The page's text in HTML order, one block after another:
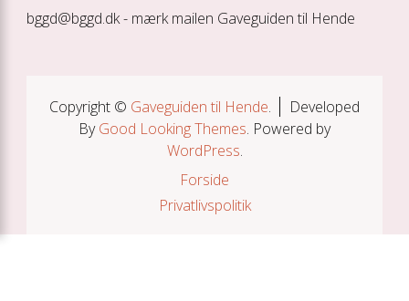
bggd@bggd.dk- mærk mailen Gaveguiden til Hende
Copyright © Gaveguiden til Hende.
Developed
ByGood Looking Themes. Powered by
WordPress.
Forside
Privatlivspolitik